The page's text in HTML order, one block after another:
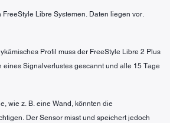
FreeStyle Libre Systemen. Daten liegen vor.
Profil muss der FreeStyle Libre 2 Plus
eines Signalverlustes gescannt und alle 15 Tage
wie z. B. eine Wand, könnten die
Der Sensor misst und speichert jedoch